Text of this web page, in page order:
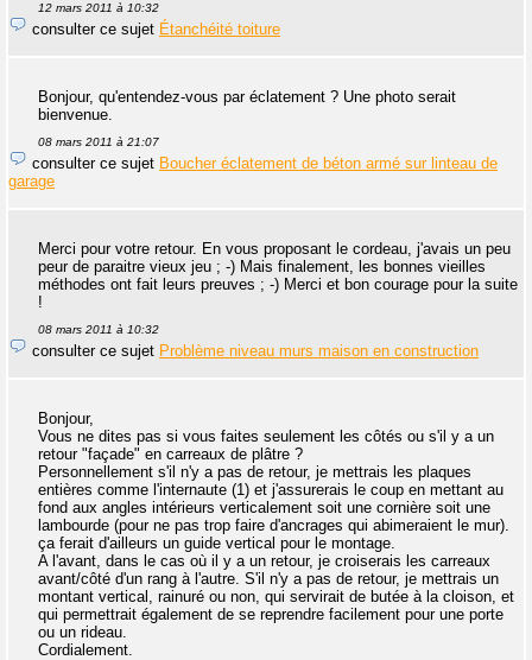
12 mars 2011 à 10:32
consulter ce sujet Étanchéité toiture
Bonjour, qu'entendez-vous par éclatement ? Une photo serait
bienvenue.
08 mars 2011 à 21:07
consulter ce sujet Boucher éclatement de béton armé sur linteau de
garage
Merci pour votre retour. En vous proposant le cordeau, j'avais un peu
peur de paraitre vieux jeu ; -) Mais finalement, les bonnes vieilles
méthodes ont fait leurs preuves ; -) Merci et bon courage pour la suite
!
08 mars 2011 à 10:32
consulter ce sujet Problème niveau murs maison en construction
Bonjour,
Vous ne dites pas si vous faites seulement les côtés ou s'il y a un
retour "façade" en carreaux de plâtre ?
Personnellement s'il n'y a pas de retour, je mettrais les plaques
entières comme l'internaute (1) et j'assurerais le coup en mettant au
fond aux angles intérieurs verticalement soit une cornière soit une
lambourde (pour ne pas trop faire d'ancrages qui abimeraient le mur).
ça ferait d'ailleurs un guide vertical pour le montage.
A l'avant, dans le cas où il y a un retour, je croiserais les carreaux
avant/côté d'un rang à l'autre. S'il n'y a pas de retour, je mettrais un
montant vertical, rainuré ou non, qui servirait de butée à la cloison, et
qui permettrait également de se reprendre facilement pour une porte
ou un rideau.
Cordialement.